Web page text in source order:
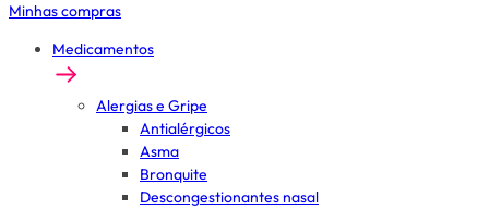
Minhas compras
Medicamentos
Alergias e Gripe
Antialérgicos
Asma
Bronquite
Descongestionantes nasal